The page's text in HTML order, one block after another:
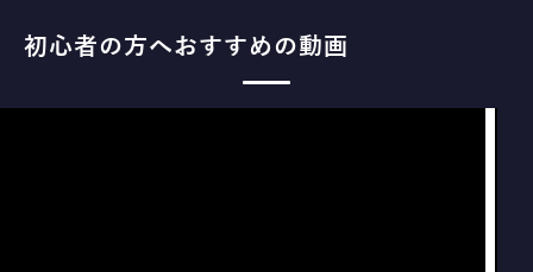
初心者の方へおすすめの動画